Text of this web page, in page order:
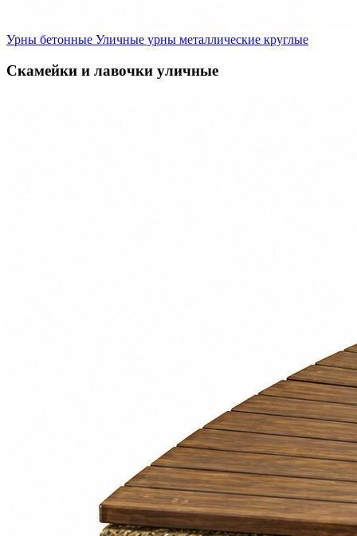
Урны бетонные Уличные урны металлические круглые
Скамейки и лавочки уличные